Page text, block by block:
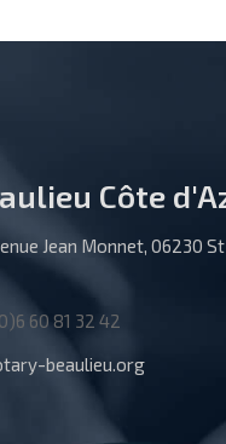
Côte
Jean Monnet, 06230
60 81 32 42
beaulieu.org